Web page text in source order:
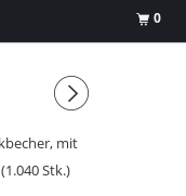
mit
Stk.)
0